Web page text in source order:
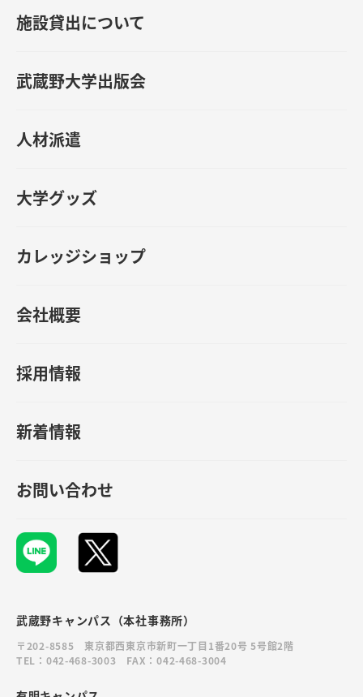
施設貸出について
武蔵野大学出版会
人材派遣
大学グッズ
カレッジショップ
会社概要
採用情報
新着情報
お問い合わせ
武蔵野キャンパス（本社事務所）
〒202-8585 東京都西東京市新町一丁目1番20号 5号館2階
TEL：042-468-3003 FAX：042-468-3004